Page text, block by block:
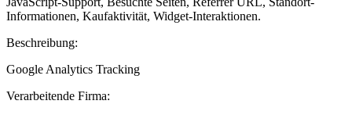
Informationen, Kaufaktivität, Widget-Interaktionen.
Beschreibung:
Google Analytics Tracking
Verarbeitende Firma: